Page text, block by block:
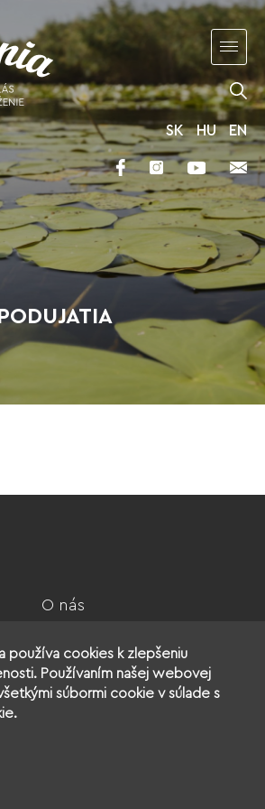
SK HU EN
O nás
zverejňovanie
osobných údajov
Cookies
používa cookies k zlepšeniu
Používaním našej webovej
súbormi cookie v súlade s